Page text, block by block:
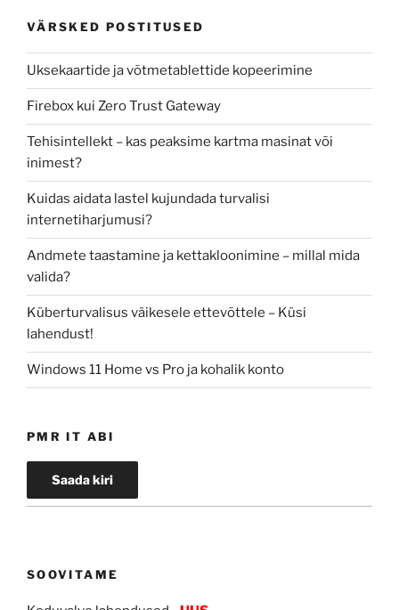
VÄRSKED POSTITUSED
Uksekaartide ja võtmetablettide kopeerimine
Firebox kui Zero Trust Gateway
Tehisintellekt – kas peaksime kartma masinat või
inimest?
Kuidas aidata lastel kujundada turvalisi
internetiharjumusi?
Andmete taastamine ja kettakloonimine – millal mida
valida?
Küberturvalisus väikesele ettevõttele – Küsi
lahendust!
Windows 11 Home vs Pro ja kohalik konto
PMR IT ABI
SOOVITAME